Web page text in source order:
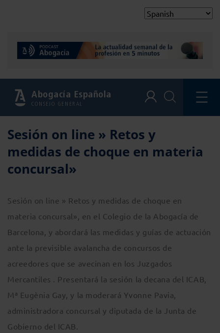
Abogacía Española
CONSEJO GENERAL
Sesión on line » Retos y
medidas de choque en materia
concursal»
Sesión on line » Retos y medidas de choque en
materia concursal», en el Colegio de la Abogacía de
Barcelona, y abordará las medidas y guías de actuación
ante la previsible avalancha de concursos de
acreedores que se avecinan en los Juzgados
Mercantiles . Presentará la sesión la decana del ICAB,
Mª Eugènia Gay, y la moderará Yvonne Pavia,
administradora concursal y diputada de la Junta de
Gobierno del ICAB.